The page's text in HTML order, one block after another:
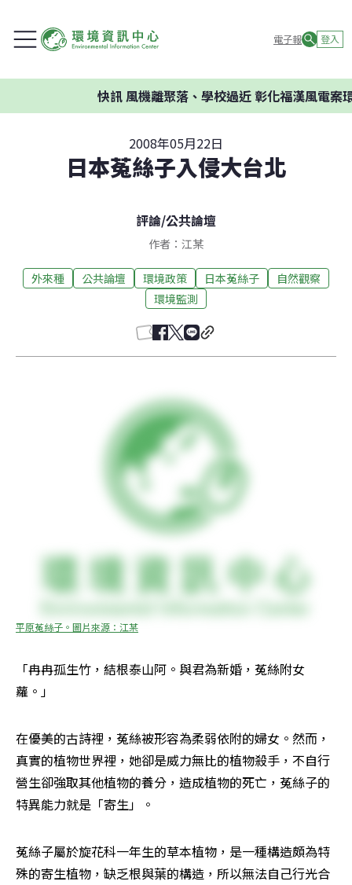
電子報 登入
風機離聚落、學校過近 彰化福漢風電案環委建
2008年05月22日
日本菟絲子入侵大台北
評論/公共論壇
作者：江某
外來種 公共論壇 環境政策 日本菟絲子
自然觀察
環境監測
平原菟絲子。圖片來源：江某
「冉冉孤生竹，結根泰山阿。與君為新婚，菟絲附女
蘿。」
在優美的古詩裡，菟絲被形容為柔弱依附的婦女。然而，
真實的植物世界裡，她卻是威力無比的植物殺手，不自行
營生卻強取其他植物的養分，造成植物的死亡，菟絲子的
特異能力就是「寄生」。
菟絲子屬於旋花科一年生的草本植物，是一種構造頗為特
殊的寄生植物，缺乏根與葉的構造，所以無法自己行光合